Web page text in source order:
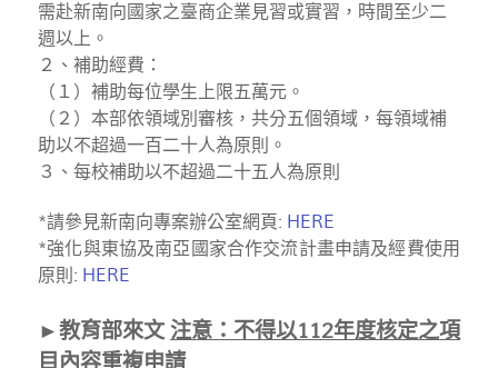
需赴新南向國家之臺商企業見習或實習，時間至少二
週以上。
２、補助經費：
（１）補助每位學生上限五萬元。
（２）本部依領域別審核，共分五個領域，每領域補
助以不超過一百二十人為原則。
３、每校補助以不超過二十五人為原則
*請參見新南向專案辦公室網頁: HERE
*強化與東協及南亞國家合作交流計畫申請及經費使用
原則: HERE
►教育部來文注意：不得以112年度核定之項
目內容重複申請